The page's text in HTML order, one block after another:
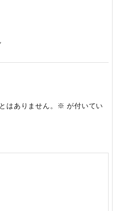
はありません。 ※ が付いてい